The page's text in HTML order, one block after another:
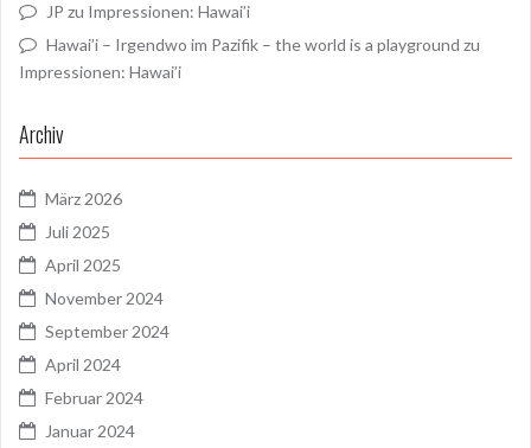
JP zu Impressionen: Hawai’i
Hawai’i – Irgendwo im Pazifik – the world is a playground zu
Impressionen: Hawai’i
Archiv
März 2026
Juli 2025
April 2025
November 2024
September 2024
April 2024
Februar 2024
Januar 2024